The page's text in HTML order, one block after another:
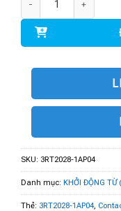
SKU: 3RT2028-1AP04
Danh mục: KHỞI ĐỘNG TỪ
Thẻ: 3RT2028-1AP04,